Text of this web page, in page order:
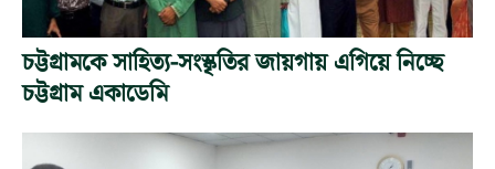
চট্টগ্রামকে সাহিত্য-সংস্কৃতির জায়গায় এগিয়ে নিচ্ছে
চট্টগ্রাম একাডেমি